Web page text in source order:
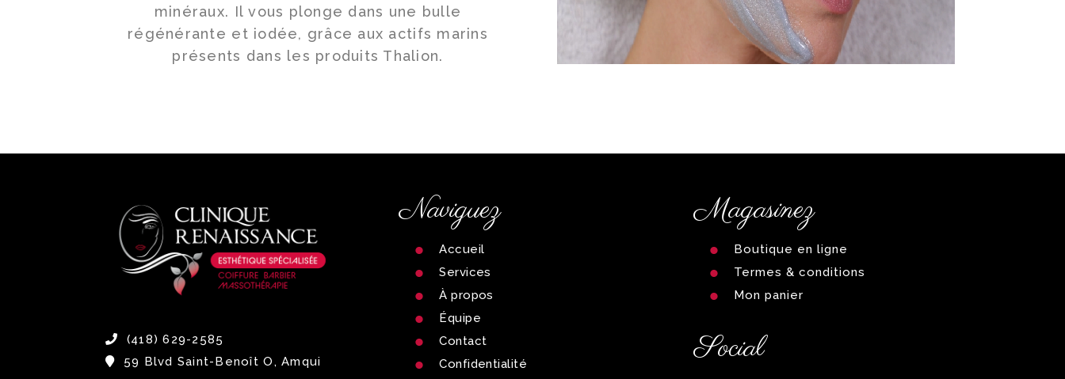
minéraux. Il vous plonge dans une bulle
régénérante et iodée, grâce aux actifs marins
présents dans les produits Thalion.
(418) 629-2585
59 Blvd Saint-Benoît O, Amqui
Naviguez
Accueil
Services
À propos
Équipe
Contact
Confidentialité
Magasinez
Boutique en ligne
Termes & conditions
Mon panier
Social
Social